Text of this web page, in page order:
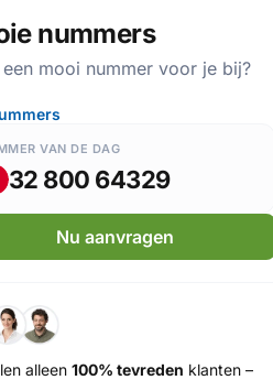
nummers
mooi nummer voor je bij?
VAN DE DAG
32 800 64329
Nu aanvragen
alleen 100% tevreden klanten –